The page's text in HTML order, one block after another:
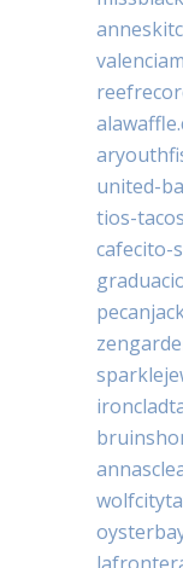
united-
tios-
cafecito-